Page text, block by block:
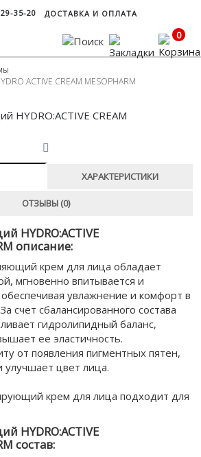
35-20 ДОСТАВКА И ОПЛАТА
0
CREAM MESOPHARM
ХАРАКТЕРИСТИКИ
ОТЗЫВЫ (0)
HYDRO:ACTIVE
описание:
крем для лица обладает
мгновенно впитывается и
увлажнение и комфорт в
счет сбалансированного состава
гидролипидный баланс,
ее эластичность.
от появления пигментных пятен,
улучшает цвет лица.
крем для лица подходит для
HYDRO:ACTIVE
состав: